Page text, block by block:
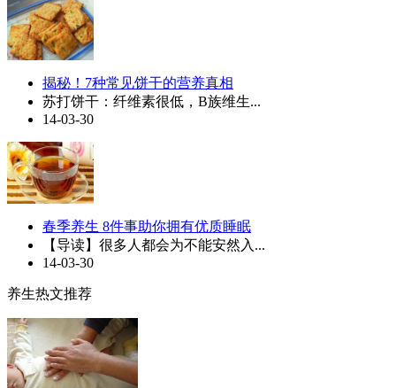
揭秘！7种常见饼干的营养真相
苏打饼干：纤维素很低，B族维生...
14-03-30
春季养生 8件事助你拥有优质睡眠
【导读】很多人都会为不能安然入...
14-03-30
养生热文推荐